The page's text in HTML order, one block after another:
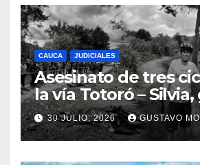
CAUCA JUDICIALES
Asesinato de tres
la vía Totoró –
consternación en el
30 JULIO, 2026 GUSTAVO